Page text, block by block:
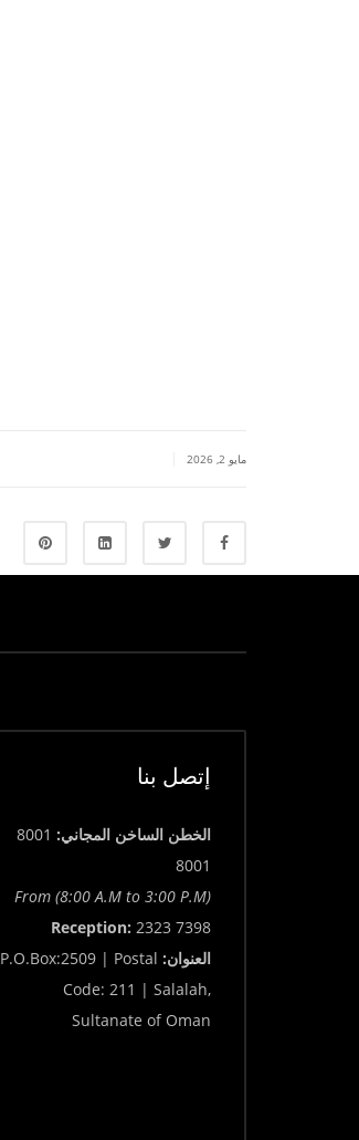
مايو 2, 2026
إتصل بنا
الخطن الساخن المجاني: 8001
8001
From (8:00 A.M to 3:00 P.M)
Reception: 2323 7398
العنوان: P.O.Box:2509 | Postal
Code: 211 | Salalah,
Sultanate of Oman